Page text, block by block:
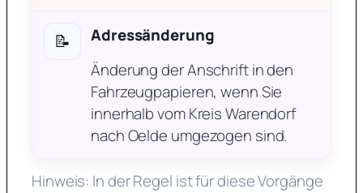
📝
Adressänderung
Änderung der Anschrift in den
Fahrzeugpapieren, wenn Sie
innerhalb vom Kreis Warendorf
nach Oelde umgezogen sind.
Hinweis: In der Regel ist für diese Vorgänge